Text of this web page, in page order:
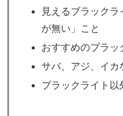
見えるブラック
が無い」こと
おすすめのブラッ
サバ、アジ、イカ
ブラックライト以